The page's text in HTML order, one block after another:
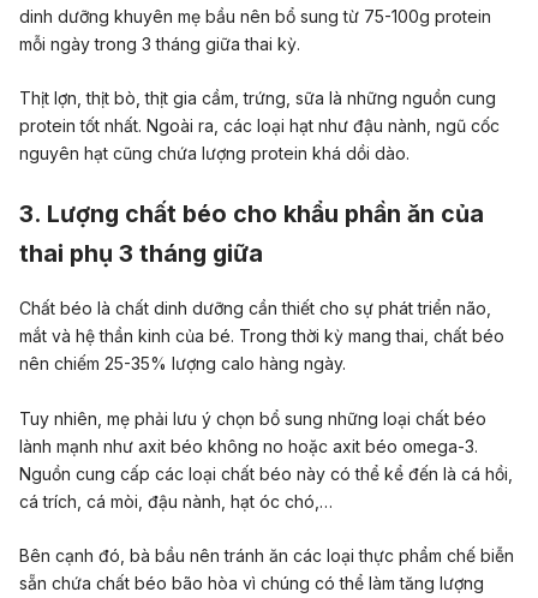
dinh dưỡng khuyên mẹ bầu nên bổ sung từ 75-100g protein
mỗi ngày trong 3 tháng giữa thai kỳ.
Thịt lợn, thịt bò, thịt gia cầm, trứng, sữa là những nguồn cung
protein tốt nhất. Ngoài ra, các loại hạt như đậu nành, ngũ cốc
nguyên hạt cũng chứa lượng protein khá dồi dào.
3. Lượng chất béo cho khẩu phần ăn của
thai phụ 3 tháng giữa
Chất béo là chất dinh dưỡng cần thiết cho sự phát triển não,
mắt và hệ thần kinh của bé. Trong thời kỳ mang thai, chất béo
nên chiếm 25-35% lượng calo hàng ngày.
Tuy nhiên, mẹ phải lưu ý chọn bổ sung những loại chất béo
lành mạnh như axit béo không no hoặc axit béo omega-3.
Nguồn cung cấp các loại chất béo này có thể kể đến là cá hồi,
cá trích, cá mòi, đậu nành, hạt óc chó,…
Bên cạnh đó, bà bầu nên tránh ăn các loại thực phẩm chế biễn
sẵn chứa chất béo bão hòa vì chúng có thể làm tăng lượng